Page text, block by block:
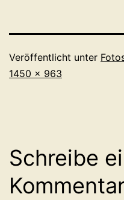
Veröffentlicht unter
Originalgröße
1450 × 963
Schreibe